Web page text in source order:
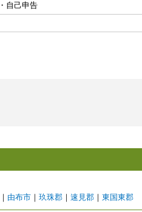
自己申告
｜ 由布市 ｜ 玖珠郡 ｜ 速見郡 ｜ 東国東郡